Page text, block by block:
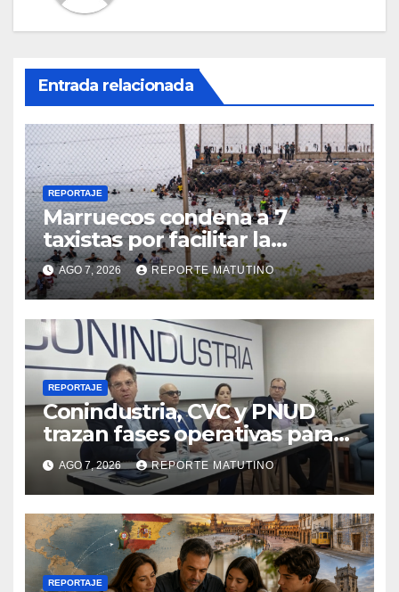
Entrada relacionada
REPORTAJE
Marruecos condena a 7
taxistas por facilitar la
migración irregular hacia
Ceuta
AGO 7, 2026 REPORTE MATUTINO
REPORTAJE
Conindustria, CVC y PNUD
trazan fases operativas para
reconstruir a Venezuela
AGO 7, 2026 REPORTE MATUTINO
REPORTAJE